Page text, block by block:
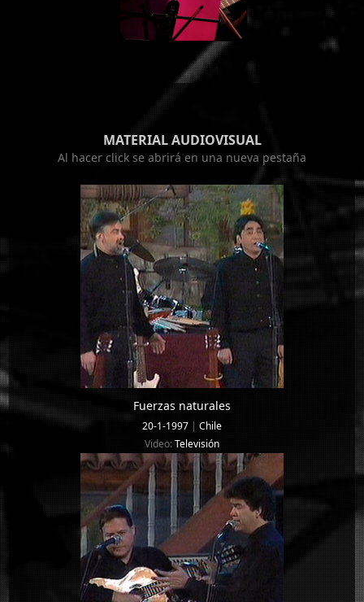
MATERIAL AUDIOVISUAL
Al hacer click se abrirá en una nueva pestaña
Fuerzas naturales
20-1-1997 | Chile
Video:Televisión